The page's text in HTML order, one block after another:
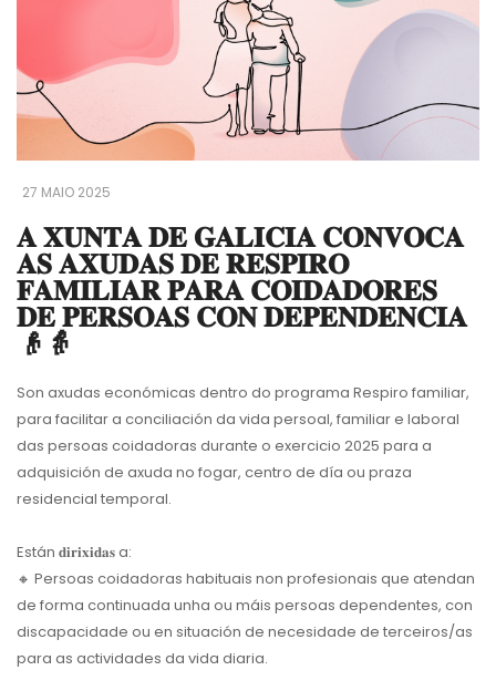
27 MAIO 2025
𝐀 𝐗𝐔𝐍𝐓𝐀 𝐃𝐄 𝐆𝐀𝐋𝐈𝐂𝐈𝐀 𝐂𝐎𝐍𝐕𝐎𝐂𝐀
𝐀𝐒 𝐀𝐗𝐔𝐃𝐀𝐒 𝐃𝐄 𝐑𝐄𝐒𝐏𝐈𝐑𝐎
𝐅𝐀𝐌𝐈𝐋𝐈𝐀𝐑 𝐏𝐀𝐑𝐀 𝐂𝐎𝐈𝐃𝐀𝐃𝐎𝐑𝐄𝐒
𝐃𝐄 𝐏𝐄𝐑𝐒𝐎𝐀𝐒 𝐂𝐎𝐍 𝐃𝐄𝐏𝐄𝐍𝐃𝐄𝐍𝐂𝐈𝐀
👴👵
Son axudas económicas dentro do programa Respiro familiar,
para facilitar a conciliación da vida persoal, familiar e laboral
das persoas coidadoras durante o exercicio 2025 para a
adquisición de axuda no fogar, centro de día ou praza
residencial temporal.
Están 𝐝𝐢𝐫𝐢𝐱𝐢𝐝𝐚𝐬 a:
🔸 Persoas coidadoras habituais non profesionais que atendan
de forma continuada unha ou máis persoas dependentes, con
discapacidade ou en situación de necesidade de terceiros/as
para as actividades da vida diaria.